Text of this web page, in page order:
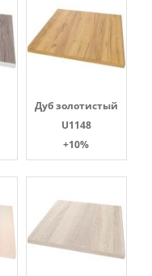
Дуб золотистый
U1148
+10%